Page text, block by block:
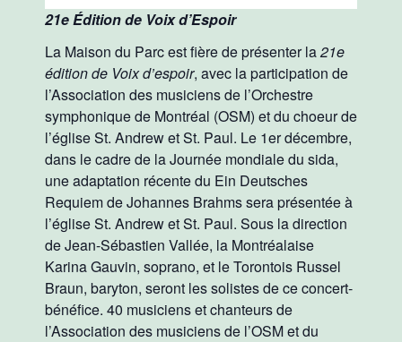
21e Édition de Voix d’Espoir
La Maison du Parc est fière de présenter la21e
édition de Voix d’espoir, avec la participation de
l’Association des musiciens de l’Orchestre
symphonique de Montréal (OSM) et du choeur de
l’église St. Andrew et St. Paul. Le 1er décembre,
dans le cadre de la Journée mondiale du sida,
une adaptation récente du Ein Deutsches
Requiem de Johannes Brahms sera présentée à
l’église St. Andrew et St. Paul. Sous la direction
de Jean-Sébastien Vallée, la Montréalaise
Karina Gauvin, soprano, et le Torontois Russel
Braun, baryton, seront les solistes de ce concert-
bénéfice. 40 musiciens et chanteurs de
l’Association des musiciens de l’OSM et du